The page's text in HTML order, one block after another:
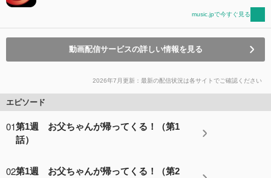
music.jpで今すぐ見る
動画配信サービスの詳しい情報を見る
2026年7月更新：最新の配信状況は各サイトでご確認ください
エピソード
01第1週 お父ちゃんが帰ってくる！（第1
話）
02第1週 お父ちゃんが帰ってくる！（第2